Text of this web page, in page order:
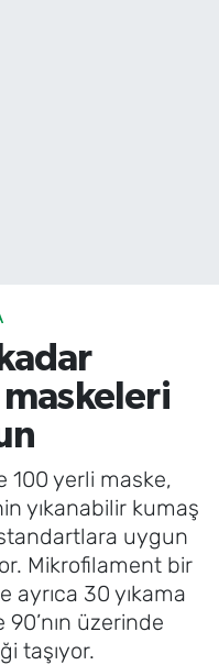
maskeleri
100 yerli maske,
yıkanabilir kumaş
uygun
Mikrofilament bir
30 yıkama
üzerinde
taşıyor.